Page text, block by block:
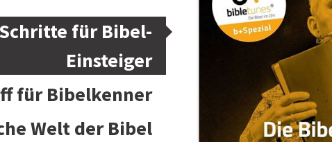
für Bibel-
Einsteiger
für Bibelkenner
Welt der Bibel